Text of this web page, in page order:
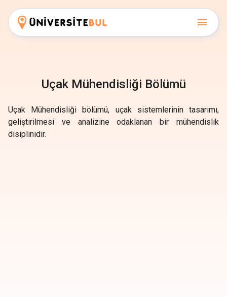
Uçak Mühendisliği Bölümü
Uçak Mühendisliği bölümü, uçak sistemlerinin tasarımı,
geliştirilmesi ve analizine odaklanan bir mühendislik
disiplinidir.